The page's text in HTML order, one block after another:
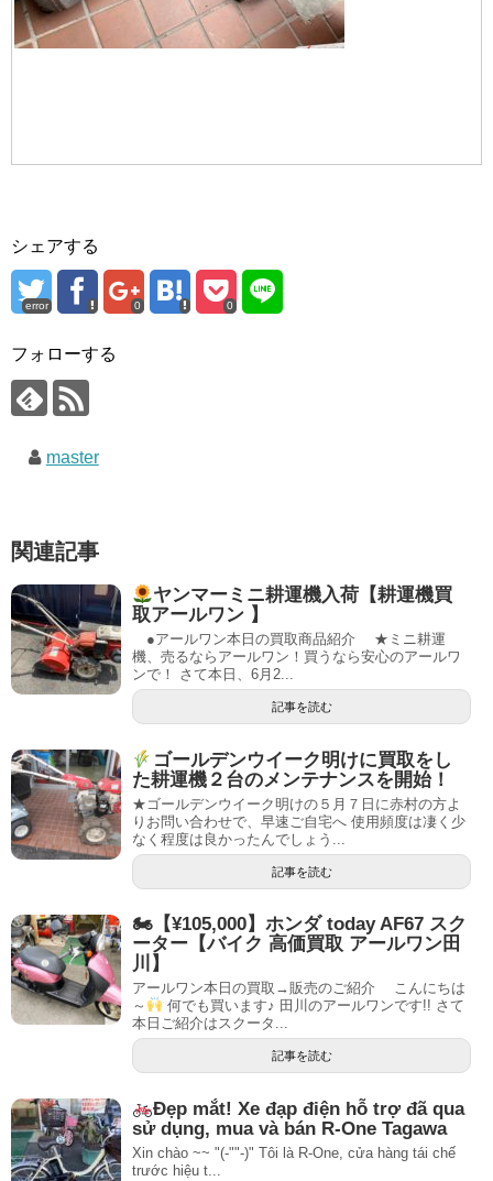
シェアする
error 0 0
フォローする
master
関連記事
ヤンマーミニ耕運機入荷【耕運機買
取アールワン 】
●アールワン本日の買取商品紹介 ★ミニ耕運
機、売るならアールワン！買うなら安心のアールワ
ンで！ さて本日、6月2...
記事を読む
ゴールデンウイーク明けに買取をし
た耕運機２台のメンテナンスを開始！
★ゴールデンウイーク明けの５月７日に赤村の方よ
りお問い合わせで、早速ご自宅へ 使用頻度は凄く少
なく程度は良かったんでしょう...
記事を読む
🏍【¥105,000】ホンダ today AF67 スク
ーター【バイク 高価買取 アールワン田
川】
アールワン本日の買取→販売のご紹介 こんにちは
～
何でも買います♪ 田川のアールワンです!! さて
本日ご紹介はスクータ...
記事を読む
Đẹp mắt! Xe đạp điện hỗ trợ đã qua
sử dụng, mua và bán R-One Tagawa
Xin chào ~~ "(-""-)" Tôi là R-One, cửa hàng tái chế
trước hiệu t...